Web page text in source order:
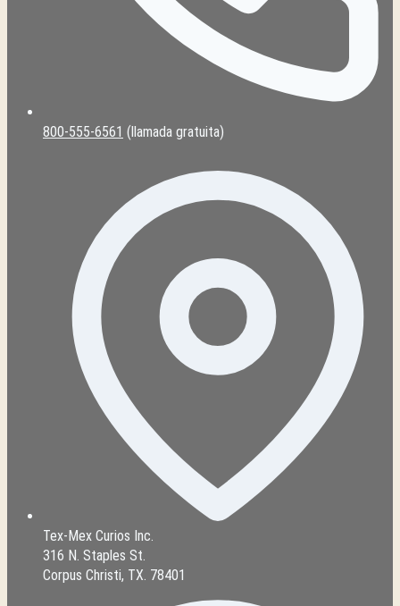
800-555-6561 (llamada gratuita)
Tex-Mex Curios Inc.
316 N. Staples St.
Corpus Christi, TX. 78401